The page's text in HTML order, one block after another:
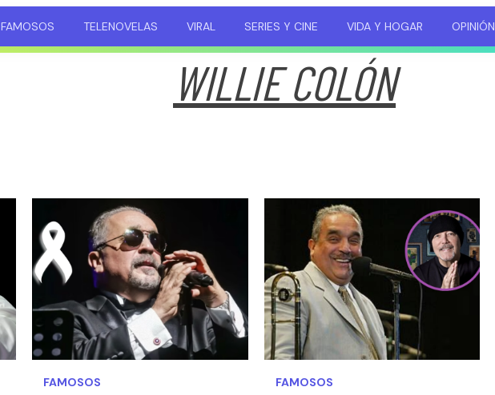
FAMOSOS TELENOVELAS VIRAL SERIES Y CINE VIDA Y HOGAR OPINIÓN
WILLIE COLÓN
FAMOSOS FAMOSOS